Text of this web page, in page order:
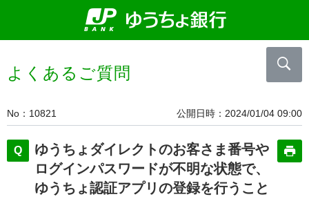
よくあるご質問
No 10821 公開日時 2024/01/04 09:00
ゆうちょダイレクトのお客さま番号や
ログインパスワードが不明な状態で、
ゆうちょ認証アプリの登録を行うこと